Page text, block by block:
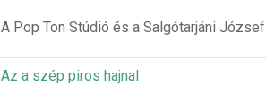
A Pop Ton Stúdió és a Salgótarjáni
Az a szép piros hajnal